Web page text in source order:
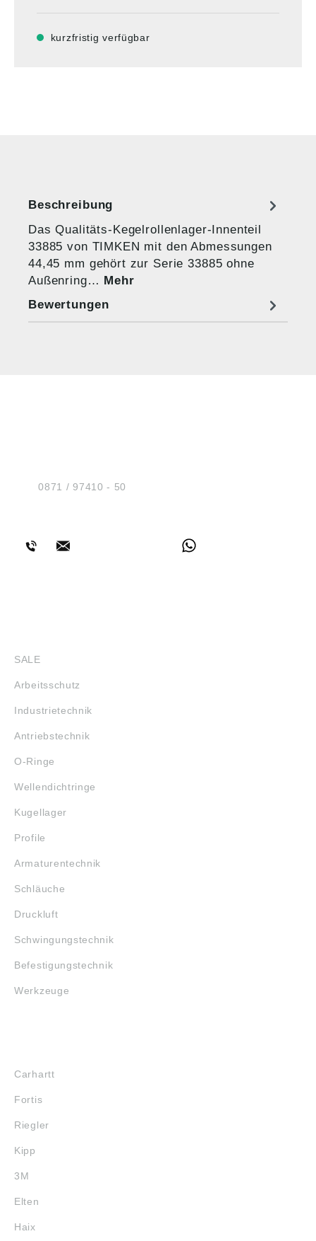
kurzfristig verfügbar
Beschreibung
Das Qualitäts-Kegelrollenlager-Innenteil
33885 von TIMKEN mit den Abmessungen
44,45 mm gehört zur Serie 33885 ohne
Außenring… Mehr
Bewertungen
Tel.:0871 / 97410 - 50
SALE
Arbeitsschutz
Industrietechnik
Antriebstechnik
O-Ringe
Wellendichtringe
Kugellager
Profile
Armaturentechnik
Schläuche
Druckluft
Schwingungstechnik
Befestigungstechnik
Werkzeuge
Carhartt
Fortis
Riegler
Kipp
3M
Elten
Haix